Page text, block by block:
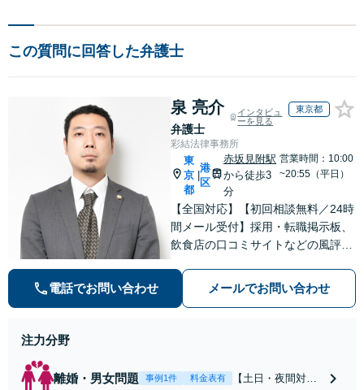
この質問に回答した弁護士
泉 亮介
弁護士
インタビュ
ーを見る
東京都
彩結法律事務所
東
京
都
港
区
赤坂見附駅
から徒歩3
分
営業時間：10:00
~20:55（平日）
【全国対応】【初回相談無料／24時
間メール受付】採用・転職掲示板、
飲食店の口コミサイトなどの風評被
の種類を問わず相談可。可能な限り
早期対応で駆けつけサポート【労
電話でお問い合わせ メールでお問い合わせ
注力分野
離婚・男女問題 事例1件 料金表有
【土日・夜間対応